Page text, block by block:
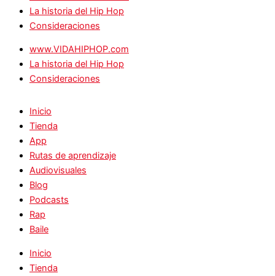
La historia del Hip Hop
Consideraciones
www.VIDAHIPHOP.com
La historia del Hip Hop
Consideraciones
Inicio
Tienda
App
Rutas de aprendizaje
Audiovisuales
Blog
Podcasts
Rap
Baile
Inicio
Tienda